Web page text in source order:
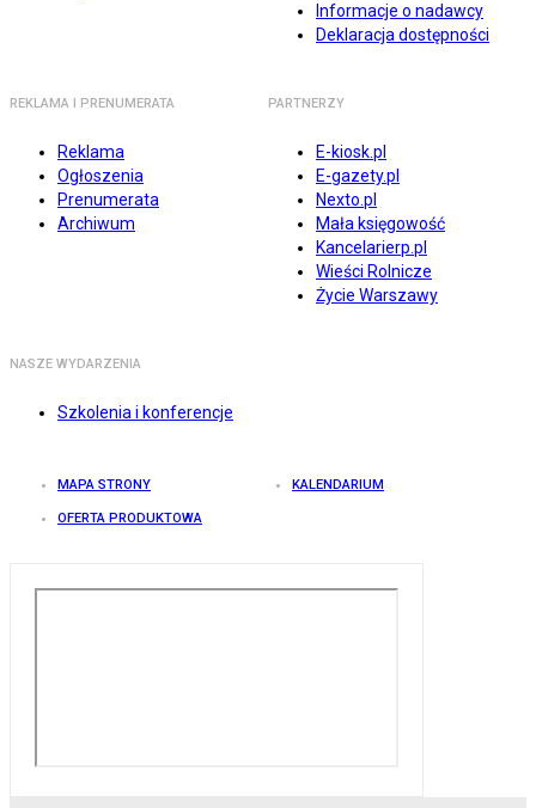
Informacje o nadawcy
Deklaracja dostępności
REKLAMA I PRENUMERATA
Reklama
Ogłoszenia
Prenumerata
Archiwum
PARTNERZY
E-kiosk.pl
E-gazety.pl
Nexto.pl
Mała księgowość
Kancelarierp.pl
Wieści Rolnicze
Życie Warszawy
NASZE WYDARZENIA
Szkolenia i konferencje
MAPA STRONY KALENDARIUM
OFERTA PRODUKTOWA